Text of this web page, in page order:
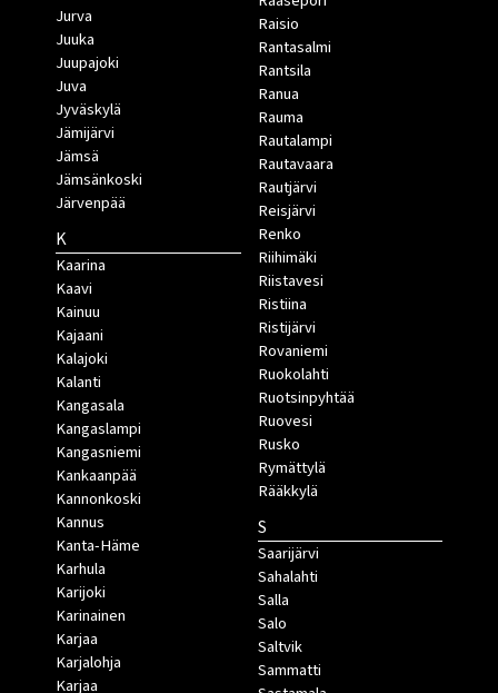
Jurva
Juuka
Juupajoki
Juva
Jyväskylä
Jämijärvi
Jämsä
Jämsänkoski
Järvenpää
K
Kaarina
Kaavi
Kainuu
Kajaani
Kalajoki
Kalanti
Kangasala
Kangaslampi
Kangasniemi
Kankaanpää
Kannonkoski
Kannus
Kanta-Häme
Karhula
Karijoki
Karinainen
Karjaa
Karjalohja
Karjaa
Raisio
Rantasalmi
Rantsila
Ranua
Rauma
Rautalampi
Rautavaara
Rautjärvi
Reisjärvi
Renko
Riihimäki
Riistavesi
Ristiina
Ristijärvi
Rovaniemi
Ruokolahti
Ruotsinpyhtää
Ruovesi
Rusko
Rymättylä
Rääkkylä
S
Saarijärvi
Sahalahti
Salla
Salo
Saltvik
Sammatti